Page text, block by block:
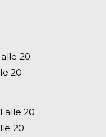
20
20
alle 20
20